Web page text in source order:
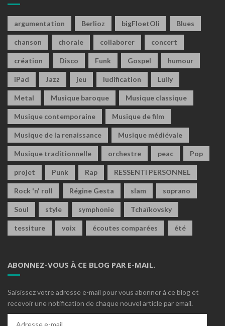
argumentation Berlioz bigFloetOli Blues
chanson chorale collaborer concert
création Disco Funk Gospel humour
iPad Jazz jeu ludification Lully
Metal Musique baroque Musique classique
Musique contemporaine Musique de film
Musique de la renaissance Musique médiévale
Musique traditionnelle orchestre peac Pop
projet Punk Rap RESSENTI PERSONNEL
Rock 'n' roll Régine Gesta slam soprano
Soul style symphonie Tchaïkovsky
tessiture voix écoutes comparées été
ABONNEZ-VOUS À CE BLOG PAR E-MAIL.
Saisissez votre adresse e-mail pour vous abonner à ce blog et
recevoir une notification de chaque nouvel article par email.